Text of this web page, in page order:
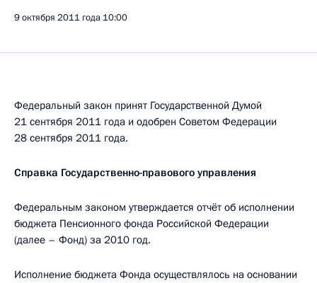
9 октября 2011 года 10:00
Федеральный закон принят Государственной Думой
21 сентября 2011 года и одобрен Советом Федерации
28 сентября 2011 года.
Справка Государственно-правового управления
Федеральным законом утверждается отчёт об исполнении
бюджета Пенсионного фонда Российской Федерации
(далее – Фонд) за 2010 год.
Исполнение бюджета Фонда осуществлялось на основании